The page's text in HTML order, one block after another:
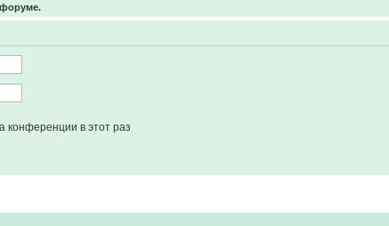
форуме.
конференции в этот раз